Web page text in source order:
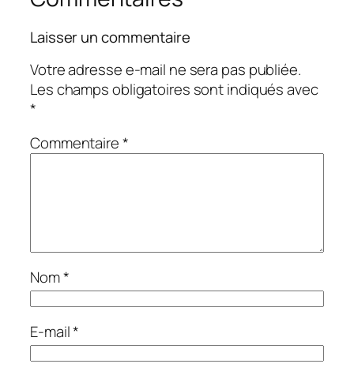
Laisser un commentaire
Votre adresse e-mail ne sera pas publiée.
Les champs obligatoires sont indiqués avec
*
Commentaire*
Nom*
E-mail*